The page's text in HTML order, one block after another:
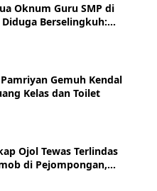
Oknum Guru SMP di
Berselingkuh:
hingga Sanksi
Gemuh Kendal
Kelas dan Toilet
Ojol Tewas Terlindas
di Pejompongan,
Antar Orderan